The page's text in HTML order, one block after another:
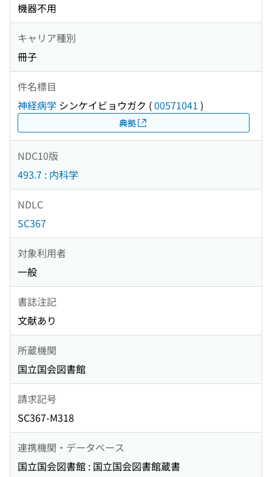
機器不用
キャリア種別
冊子
件名標目
神経病学 シンケイビョウガク (00571041 )
典拠
NDC10版
493.7 : 内科学
NDLC
SC367
対象利用者
一般
書誌注記
文献あり
所蔵機関
国立国会図書館
請求記号
SC367-M318
連携機関・データベース
国立国会図書館 : 国立国会図書館蔵書